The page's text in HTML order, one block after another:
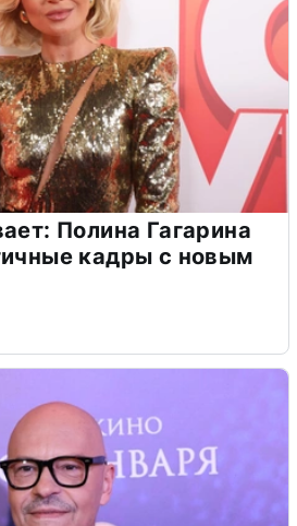
Полина Гагарина
кадры с новым